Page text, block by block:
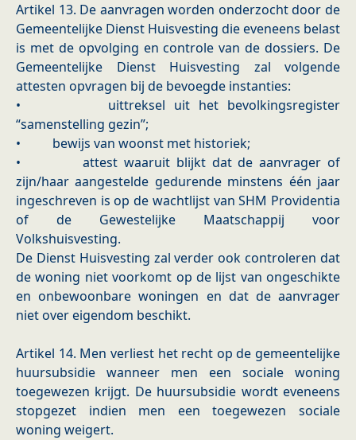
Artikel 13. De aanvragen worden onderzocht door de
Gemeentelijke Dienst Huisvesting die eveneens belast
is met de opvolging en controle van de dossiers. De
Gemeentelijke Dienst Huisvesting zal volgende
attesten opvragen bij de bevoegde instanties:
• uittreksel uit het bevolkingsregister
“samenstelling gezin”;
• bewijs van woonst met historiek;
• attest waaruit blijkt dat de aanvrager of
zijn/haar aangestelde gedurende minstens één jaar
ingeschreven is op de wachtlijst van SHM Providentia
of de Gewestelijke Maatschappij voor
Volkshuisvesting.
De Dienst Huisvesting zal verder ook controleren dat
de woning niet voorkomt op de lijst van ongeschikte
en onbewoonbare woningen en dat de aanvrager
niet over eigendom beschikt.
Artikel 14. Men verliest het recht op de gemeentelijke
huursubsidie wanneer men een sociale woning
toegewezen krijgt. De huursubsidie wordt eveneens
stopgezet indien men een toegewezen sociale
woning weigert.